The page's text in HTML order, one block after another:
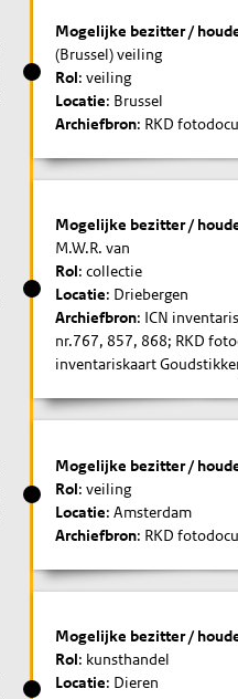
Mogelijke bezitter /
(Brussel) veiling
Rol: veiling
Locatie: Brussel
Archiefbron: RKD
Mogelijke bezitter /
M.W.R. van
Rol: collectie
Locatie: Driebergen
Archiefbron: ICN
nr.767, 857, 868; RKD
inventariskaart
Mogelijke bezitter /
Rol: veiling
Locatie: Amsterdam
Archiefbron: RKD
Mogelijke bezitter /
Rol: kunsthandel
Locatie: Dieren